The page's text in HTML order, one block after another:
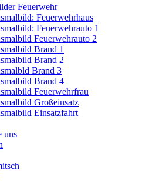
Feuerwehr
Feuerwehrhaus
Feuerwehrauto 1
Feuerwehrauto 2
Brand 1
Brand 2
Brand 3
Brand 4
Feuerwehrfrau
Großeinsatz
Einsatzfahrt
uns